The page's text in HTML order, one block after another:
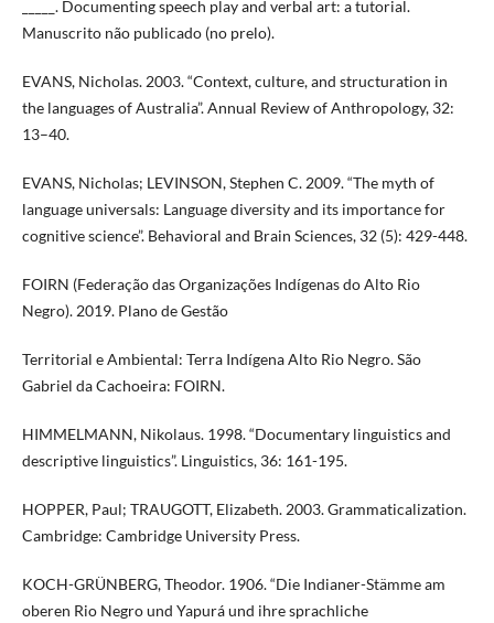
_____. Documenting speech play and verbal art: a tutorial.
Manuscrito não publicado (no prelo).
EVANS, Nicholas. 2003. “Context, culture, and structuration in
the languages of Australia”. Annual Review of Anthropology, 32:
13–40.
EVANS, Nicholas; LEVINSON, Stephen C. 2009. “The myth of
language universals: Language diversity and its importance for
cognitive science”. Behavioral and Brain Sciences, 32 (5): 429-448.
FOIRN (Federação das Organizações Indígenas do Alto Rio
Negro). 2019. Plano de Gestão
Territorial e Ambiental: Terra Indígena Alto Rio Negro. São
Gabriel da Cachoeira: FOIRN.
HIMMELMANN, Nikolaus. 1998. “Documentary linguistics and
descriptive linguistics”. Linguistics, 36: 161-195.
HOPPER, Paul; TRAUGOTT, Elizabeth. 2003. Grammaticalization.
Cambridge: Cambridge University Press.
KOCH-GRÜNBERG, Theodor. 1906. “Die Indianer-Stämme am
oberen Rio Negro und Yapurá und ihre sprachliche